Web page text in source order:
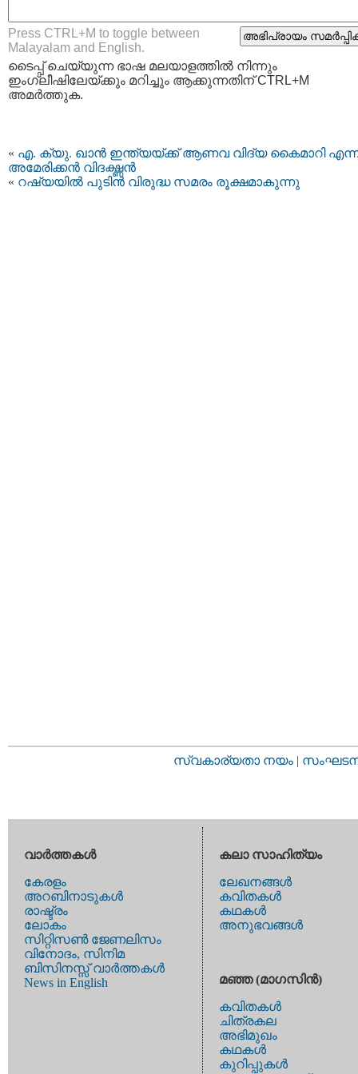
Press CTRL+M to toggle between
Malayalam and English.
ടൈപ്പ്‌ ചെയ്യുന്ന ഭാഷ മലയാളത്തില്‍ നിന്നും
ഇംഗ്ലീഷിലേയ്ക്കും മറിച്ചും ആക്കുന്നതിന് CTRL+M
അമര്‍ത്തുക.
« എ. ക്യു. ഖാന്‍ ഇന്ത്യയ്ക്ക്‌ ആണവ വിദ്യ കൈമാറി
അമേരിക്കന്‍ വിദഗ്ദ്ധന്‍
« റഷ്യയില്‍ പുടിന്‍ വിരുദ്ധ സമരം രൂക്ഷമാകുന്നു
സ്വകാര്യതാ നയം |
വാര്‍ത്തകള്‍
കേരളം
അറബിനാടുകള്‍
രാഷ്ട്രം
ലോകം
സിറ്റിസണ്‍ ജേണലിസം
വിനോദം, സിനിമ
ബിസിനസ്സ് വാര്‍ത്തകള്‍
News in English
കലാ സാഹിത്യം
ലേഖനങ്ങള്‍
കവിതകള്‍
കഥകള്‍
അനുഭവങ്ങള്‍
മഞ്ഞ (മാഗസിന്‍)
കവിതകള്‍
ചിത്രകല
അഭിമുഖം
കഥകള്‍
കുറിപ്പുകള്‍